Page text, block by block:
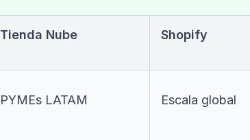
Tienda Nube Shopify
PYMEs LATAM Escala global